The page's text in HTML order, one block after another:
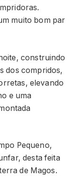
muito bom par
construindo
dos compridos,
elevando
e uma
Pequeno,
desta feita
de Magos.